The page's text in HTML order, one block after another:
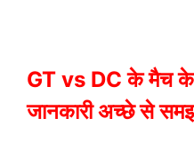
GT vs DC के मैच के
जानकारी अच्छे से